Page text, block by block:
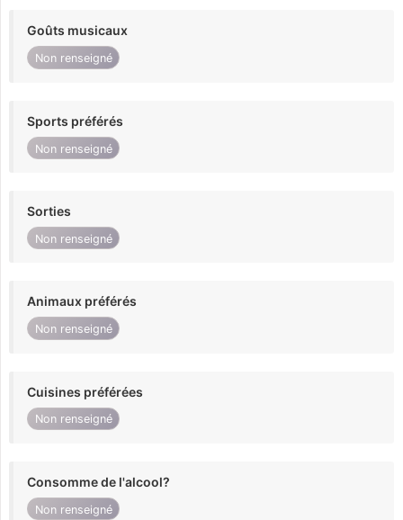
Goûts musicaux
Non renseigné
Sports préférés
Non renseigné
Sorties
Non renseigné
Animaux préférés
Non renseigné
Cuisines préférées
Non renseigné
Consomme de l'alcool?
Non renseigné